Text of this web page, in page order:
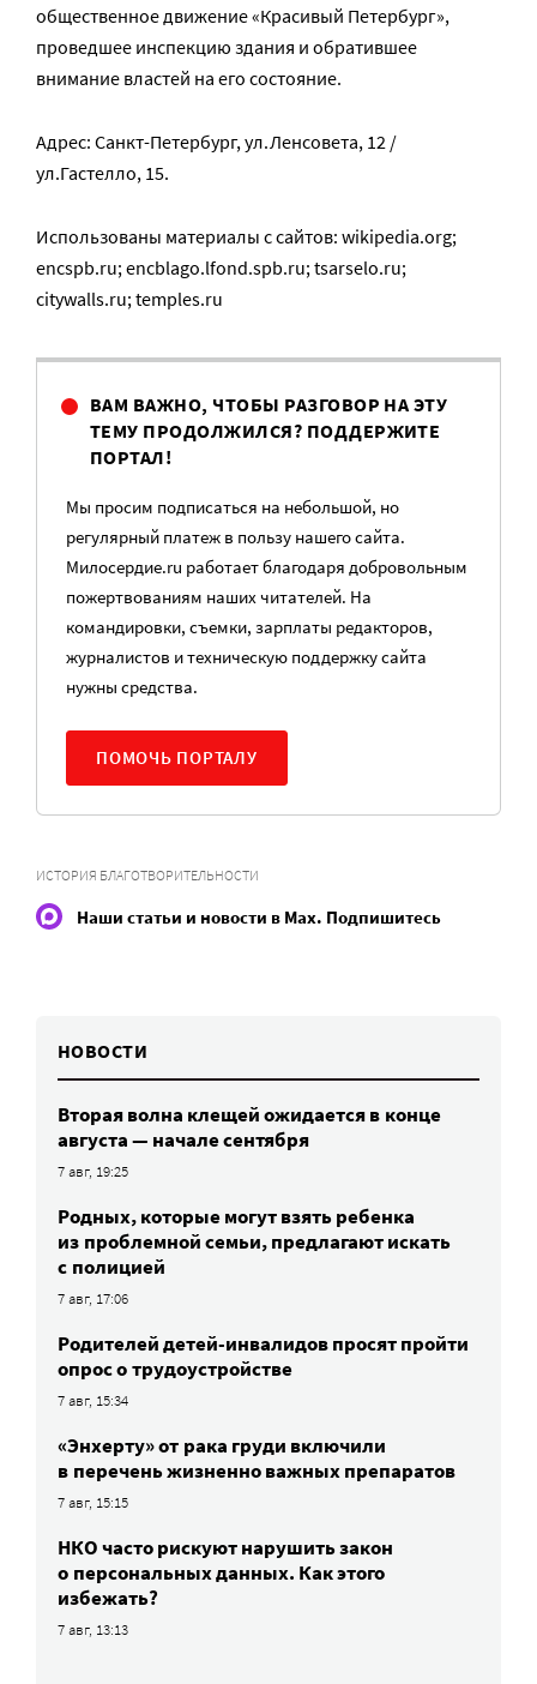
общественное движение «Красивый Петербург»,
проведшее инспекцию здания и обратившее
внимание властей на его состояние.
Адрес: Санкт-Петербург, ул.Ленсовета, 12 /
ул.Гастелло, 15.
Использованы материалы с сайтов: wikipedia.org;
encspb.ru; encblago.lfond.spb.ru; tsarselo.ru;
citywalls.ru; temples.ru
ВАМ ВАЖНО, ЧТОБЫ РАЗГОВОР НА ЭТУ
ТЕМУ ПРОДОЛЖИЛСЯ? ПОДДЕРЖИТЕ
ПОРТАЛ!
Мы просим подписаться на небольшой, но
регулярный платеж в пользу нашего сайта.
Милосердие.ru работает благодаря добровольным
пожертвованиям наших читателей. На
командировки, съемки, зарплаты редакторов,
журналистов и техническую поддержку сайта
нужны средства.
ПОМОЧЬ ПОРТАЛУ
ИСТОРИЯ БЛАГОТВОРИТЕЛЬНОСТИ
Наши статьи и новости в Max. Подпишитесь
НОВОСТИ
Вторая волна клещей ожидается в конце
августа — начале сентября
7 авг, 19:25
Родных, которые могут взять ребенка
из проблемной семьи, предлагают искать
с полицией
7 авг, 17:06
Родителей детей-инвалидов просят пройти
опрос о трудоустройстве
7 авг, 15:34
«Энхерту» от рака груди включили
в перечень жизненно важных препаратов
7 авг, 15:15
НКО часто рискуют нарушить закон
о персональных данных. Как этого
избежать?
7 авг, 13:13